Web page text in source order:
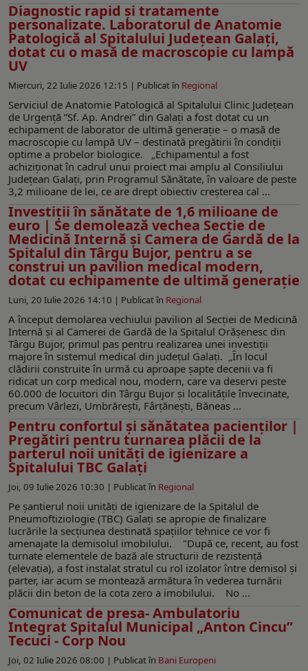
Diagnostic rapid și tratamente
personalizate. Laboratorul de Anatomie
Patologică al Spitalului Județean Galați,
dotat cu o masă de macroscopie cu lampă
UV
Miercuri, 22 Iulie 2026 12:15 | Publicat în Regional
Serviciul de Anatomie Patologică al Spitalului Clinic Județean
de Urgență ”Sf. Ap. Andrei” din Galați a fost dotat cu un
echipament de laborator de ultimă generație – o masă de
macroscopie cu lampă UV – destinată pregătirii în condiții
optime a probelor biologice. „Echipamentul a fost
achiziționat în cadrul unui proiect mai amplu al Consiliului
Județean Galați, prin Programul Sănătate, în valoare de peste
3,2 milioane de lei, ce are drept obiectiv creșterea cal ...
Investiții în sănătate de 1,6 milioane de
euro | Se demolează vechea Secție de
Medicină Internă și Camera de Gardă de la
Spitalul din Târgu Bujor, pentru a se
construi un pavilion medical modern,
dotat cu echipamente de ultimă generație
Luni, 20 Iulie 2026 14:10 | Publicat în Regional
A început demolarea vechiului pavilion al Secției de Medicină
Internă și al Camerei de Gardă de la Spitalul Orășenesc din
Târgu Bujor, primul pas pentru realizarea unei investiții
majore în sistemul medical din județul Galați. „În locul
clădirii construite în urmă cu aproape șapte decenii va fi
ridicat un corp medical nou, modern, care va deservi peste
60.000 de locuitori din Târgu Bujor și localitățile învecinate,
precum Vârlezi, Umbrărești, Fârțănești, Băneas ...
Pentru confortul și sănătatea pacienților |
Pregătiri pentru turnarea plăcii de la
parterul noii unități de igienizare a
Spitalului TBC Galați
Joi, 09 Iulie 2026 10:30 | Publicat în Regional
Pe șantierul noii unități de igienizare de la Spitalul de
Pneumoftiziologie (TBC) Galați se apropie de finalizare
lucrările la secțiunea destinată spațiilor tehnice ce vor fi
amenajate la demisolul imobilului. "După ce, recent, au fost
turnate elementele de bază ale structurii de rezistență
(elevația), a fost instalat stratul cu rol izolator între demisol și
parter, iar acum se montează armătura în vederea turnării
plăcii din beton de la cota zero a imobilului. No ...
Comunicat de presa- Ambulatoriu
Integrat Spitalul Municipal „Anton Cincu”
Tecuci - Corp Nou
Joi, 02 Iulie 2026 08:00 | Publicat în Bani Europeni